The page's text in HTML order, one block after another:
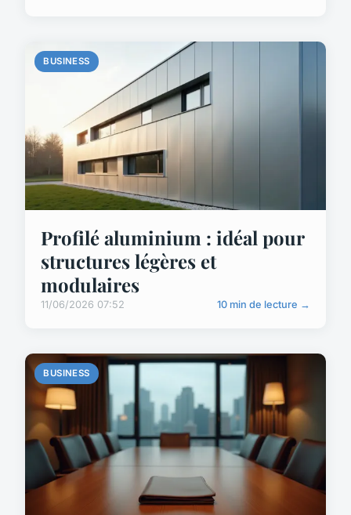
BUSINESS
Profilé aluminium : idéal pour
structures légères et
modulaires
11/06/2026 07:52 10 min de lecture →
BUSINESS